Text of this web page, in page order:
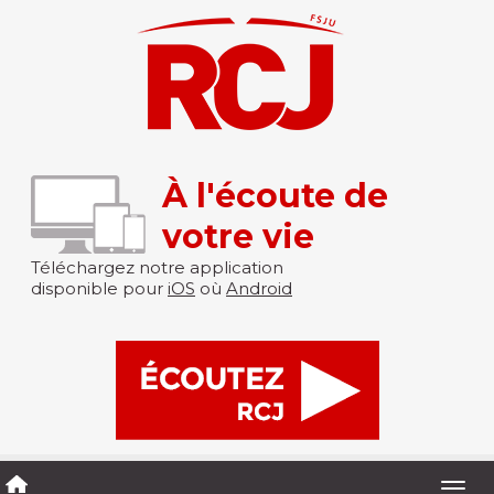
À l'écoute de
votre vie
Téléchargez notre application
disponible pour iOS où Android